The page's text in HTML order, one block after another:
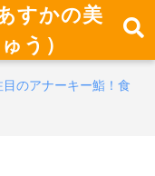
すかの美
う）
目のアナーキー鮨！食